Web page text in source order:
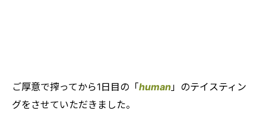
ご厚意で搾ってから1日目の「human」のテイスティン
グをさせていただきました。